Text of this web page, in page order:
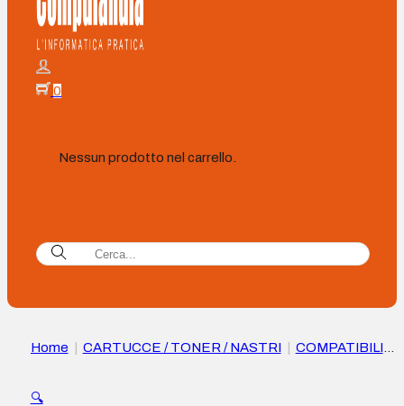
0
Nessun prodotto nel carrello.
Home CARTUCCE / TONER / NASTRI
COMPATIBILI
🔍